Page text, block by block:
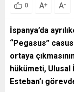
0 A+ A-
İspanya’da
“Pegasus”
ortaya
hükümeti, Ulusal
Esteban’ı